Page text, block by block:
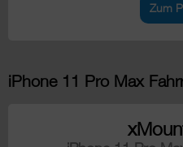
Zum
iPhone 11 Pro Max